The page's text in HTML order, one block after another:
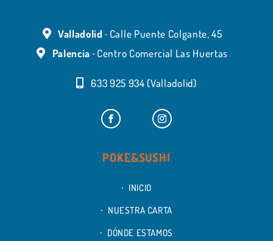
Valladolid · Calle Puente Colgante, 45
Palencia · Centro Comercial Las Huertas
633 925 934 (Valladolid)
POKE&SUSHI
INICIO
NUESTRA CARTA
DÓNDE ESTAMOS